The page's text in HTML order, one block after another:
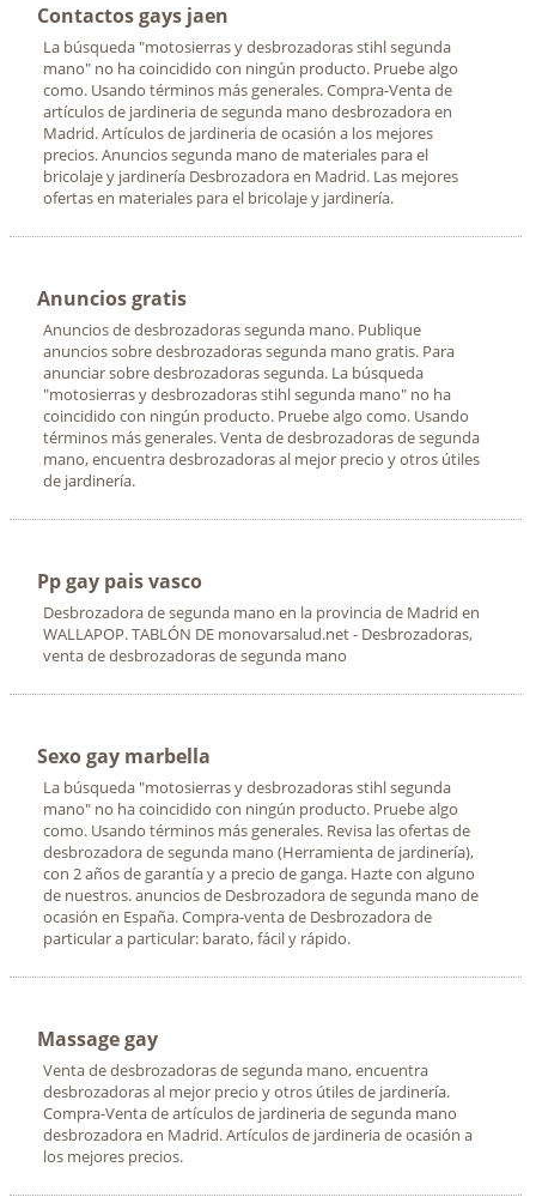
Contactos gays jaen
La búsqueda "motosierras y desbrozadoras stihl segunda
mano" no ha coincidido con ningún producto. Pruebe algo
como. Usando términos más generales. Compra-Venta de
artículos de jardineria de segunda mano desbrozadora en
Madrid. Artículos de jardineria de ocasión a los mejores
precios. Anuncios segunda mano de materiales para el
bricolaje y jardinería Desbrozadora en Madrid. Las mejores
ofertas en materiales para el bricolaje y jardinería.
Anuncios gratis
Anuncios de desbrozadoras segunda mano. Publique
anuncios sobre desbrozadoras segunda mano gratis. Para
anunciar sobre desbrozadoras segunda. La búsqueda
"motosierras y desbrozadoras stihl segunda mano" no ha
coincidido con ningún producto. Pruebe algo como. Usando
términos más generales. Venta de desbrozadoras de segunda
mano, encuentra desbrozadoras al mejor precio y otros útiles
de jardinería.
Pp gay pais vasco
Desbrozadora de segunda mano en la provincia de Madrid en
WALLAPOP. TABLÓN DE monovarsalud.net - Desbrozadoras,
venta de desbrozadoras de segunda mano
Sexo gay marbella
La búsqueda "motosierras y desbrozadoras stihl segunda
mano" no ha coincidido con ningún producto. Pruebe algo
como. Usando términos más generales. Revisa las ofertas de
desbrozadora de segunda mano (Herramienta de jardinería),
con 2 años de garantía y a precio de ganga. Hazte con alguno
de nuestros. anuncios de Desbrozadora de segunda mano de
ocasión en España. Compra-venta de Desbrozadora de
particular a particular: barato, fácil y rápido.
Massage gay
Venta de desbrozadoras de segunda mano, encuentra
desbrozadoras al mejor precio y otros útiles de jardinería.
Compra-Venta de artículos de jardineria de segunda mano
desbrozadora en Madrid. Artículos de jardineria de ocasión a
los mejores precios.